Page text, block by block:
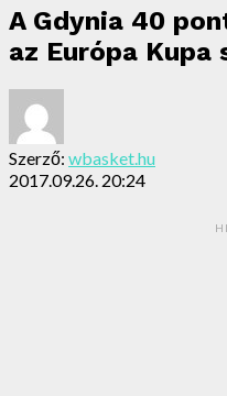
A Gdynia 40
az Európa Kupa
Szerző: wbasket.hu
2017.09.26. 20:24